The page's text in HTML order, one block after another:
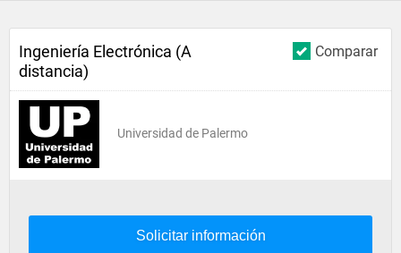
Comparar
Ingeniería Electrónica (A
distancia)
Universidad de Palermo
Solicitar información